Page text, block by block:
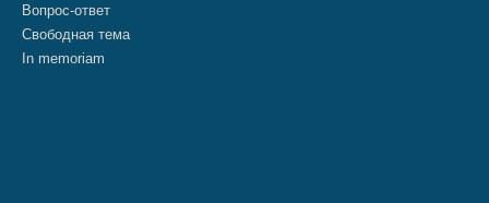
Вопрос-ответ
Свободная тема
In memoriam